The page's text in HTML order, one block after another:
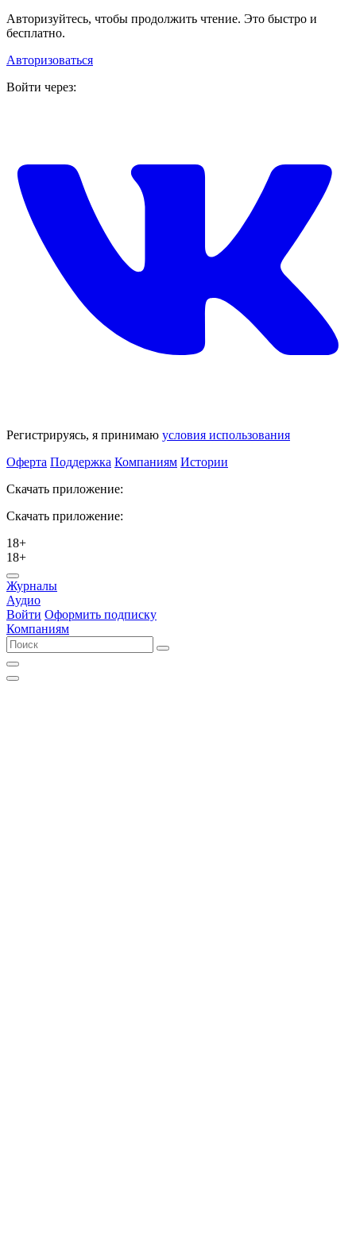
Авторизуйтесь, чтобы продолжить чтение. Это быстро и
бесплатно.
Авторизоваться
Войти через:
Регистрируясь, я принимаю условия использования
Оферта Поддержка Компаниям Истории
Скачать приложение:
Скачать приложение:
18+
18+
Журналы
Аудио
Войти Оформить подписку
Компаниям